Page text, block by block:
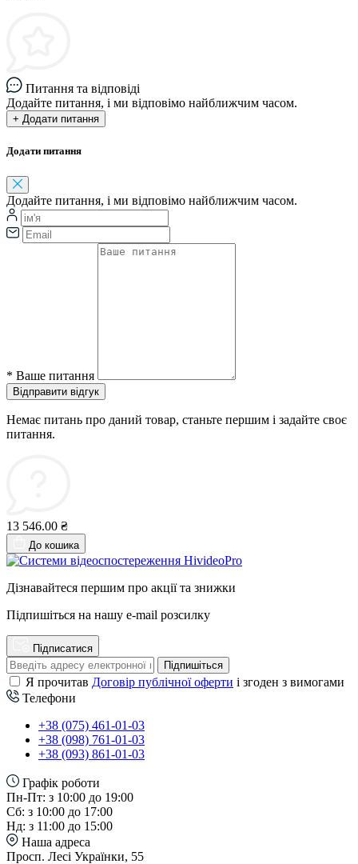
Питання та відповіді
Додайте питання, і ми відповімо найближчим часом.
+ Додати питання
Додати питання
Додайте питання, і ми відповімо найближчим часом.
* Ваше питання
Відправити відгук
Немає питань про даний товар, станьте першим і задайте своє
питання.
13 546.00 ₴
До кошика
Дізнавайтеся першим про акції та знижки
Підпишіться на нашу e-mail розсилку
Підписатися
Підпишіться
Я прочитав Договір публічної оферти і згоден з вимогами
Телефони
+38 (075) 461-01-03
+38 (098) 761-01-03
+38 (093) 861-01-03
Графік роботи
Пн-Пт: з 10:00 до 19:00
Сб: з 10:00 до 17:00
Нд: з 11:00 до 15:00
Наша адреса
Просп. Лесі Українки, 55